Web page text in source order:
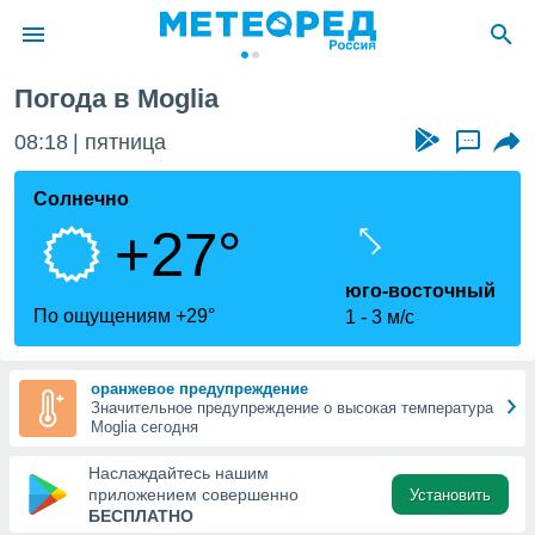
о
Вы можете
к этому
доступ
Погода в Moglia
08:18 пятница ...
Солнечно
+27°
По ощущениям +29°
юго-восточный
1
3 м/с
оранжевое предупреждение
Значительное предупреждение о высокая температура
Moglia сегодня
Наслаждайтесь нашим
приложением совершенно
БЕСПЛАТНО
Установить